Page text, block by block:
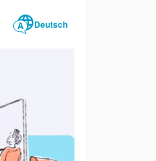
Deutsch